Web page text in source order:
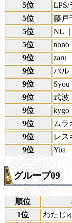
5位
LPS/
5位
藤戸
5位
NL
5位
nono
9位
zaru
9位
バル
9位
Syou
9位
式波
9位
kygo
9位
ムラ
9位
レス
9位
Yua
グループ09
順位
1位
わたじ